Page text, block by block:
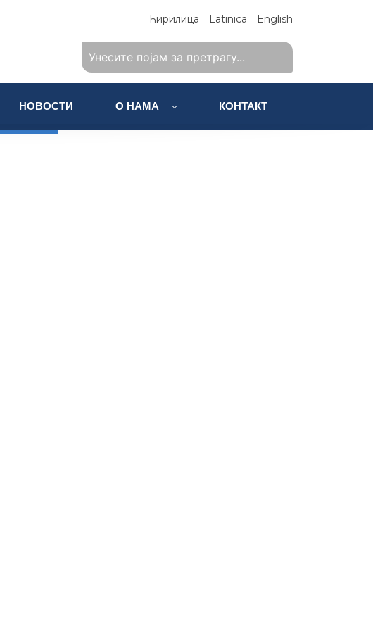
Ћирилица Latinica English
НОВОСТИ О НАМА КОНТАКТ